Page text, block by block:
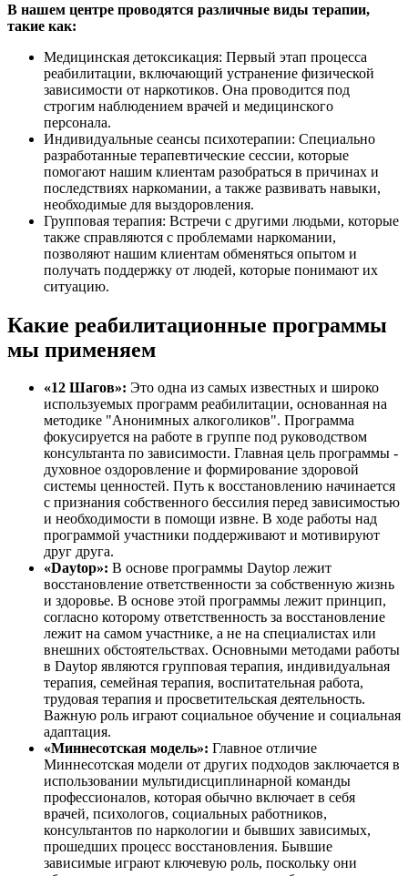
В нашем центре проводятся различные виды терапии,
такие как:
Медицинская детоксикация: Первый этап процесса
реабилитации, включающий устранение физической
зависимости от наркотиков. Она проводится под
строгим наблюдением врачей и медицинского
персонала.
Индивидуальные сеансы психотерапии: Специально
разработанные терапевтические сессии, которые
помогают нашим клиентам разобраться в причинах и
последствиях наркомании, а также развивать навыки,
необходимые для выздоровления.
Групповая терапия: Встречи с другими людьми, которые
также справляются с проблемами наркомании,
позволяют нашим клиентам обменяться опытом и
получать поддержку от людей, которые понимают их
ситуацию.
Какие реабилитационные программы
мы применяем
«12 Шагов»: Это одна из самых известных и широко
используемых программ реабилитации, основанная на
методике "Анонимных алкоголиков". Программа
фокусируется на работе в группе под руководством
консультанта по зависимости. Главная цель программы -
духовное оздоровление и формирование здоровой
системы ценностей. Путь к восстановлению начинается
с признания собственного бессилия перед зависимостью
и необходимости в помощи извне. В ходе работы над
программой участники поддерживают и мотивируют
друг друга.
«Daytop»: В основе программы Daytop лежит
восстановление ответственности за собственную жизнь
и здоровье. В основе этой программы лежит принцип,
согласно которому ответственность за восстановление
лежит на самом участнике, а не на специалистах или
внешних обстоятельствах. Основными методами работы
в Daytop являются групповая терапия, индивидуальная
терапия, семейная терапия, воспитательная работа,
трудовая терапия и просветительская деятельность.
Важную роль играют социальное обучение и социальная
адаптация.
«Миннесотская модель»: Главное отличие
Миннесотская модели от других подходов заключается в
использовании мультидисциплинарной команды
профессионалов, которая обычно включает в себя
врачей, психологов, социальных работников,
консультантов по наркологии и бывших зависимых,
прошедших процесс восстановления. Бывшие
зависимые играют ключевую роль, поскольку они